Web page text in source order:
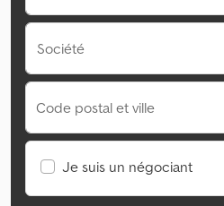
Société
Code postal et ville
Je suis un négociant